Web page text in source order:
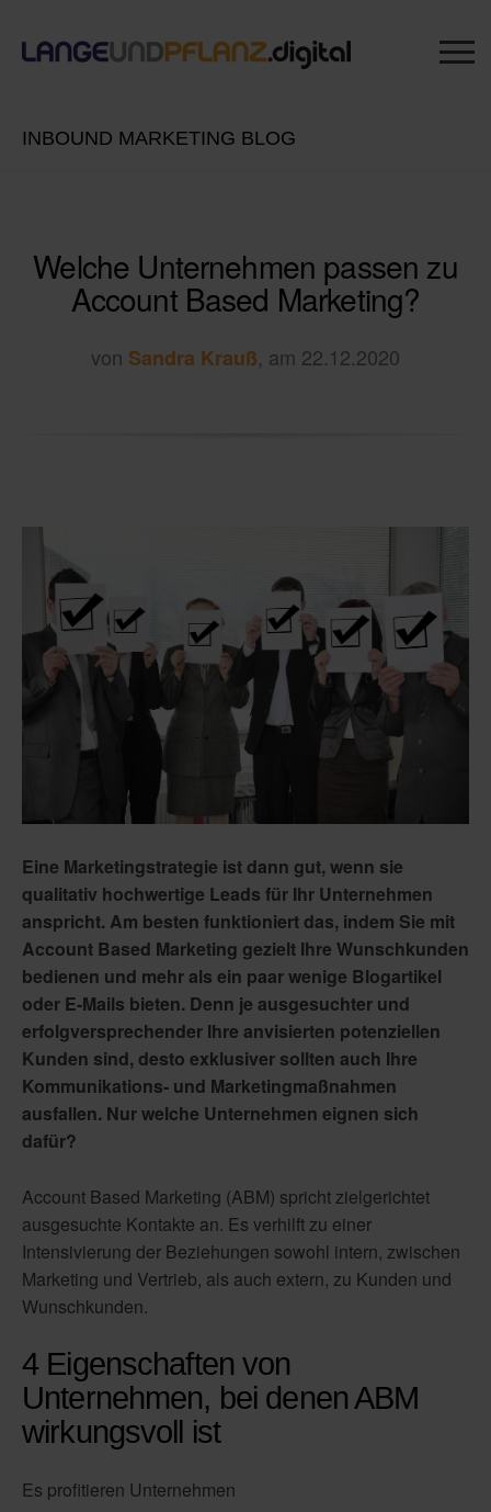
INBOUND MARKETING BLOG
Welche Unternehmen passen zu
Account Based Marketing?
von Sandra Krauß, am 22.12.2020
Eine Marketingstrategie ist dann gut, wenn sie
qualitativ hochwertige Leads für Ihr Unternehmen
anspricht. Am besten funktioniert das, indem Sie mit
Account Based Marketing gezielt Ihre Wunschkunden
bedienen und mehr als ein paar wenige Blogartikel
oder E-Mails bieten. Denn je ausgesuchter und
erfolgversprechender Ihre anvisierten potenziellen
Kunden sind, desto exklusiver sollten auch Ihre
Kommunikations- und Marketingmaßnahmen
ausfallen. Nur welche Unternehmen eignen sich
dafür?
Account Based Marketing (ABM) spricht zielgerichtet
ausgesuchte Kontakte an. Es verhilft zu einer
Intensivierung der Beziehungen sowohl intern, zwischen
Marketing und Vertrieb, als auch extern, zu Kunden und
Wunschkunden.
4 Eigenschaften von
Unternehmen, bei denen ABM
wirkungsvoll ist
Es profitieren Unternehmen